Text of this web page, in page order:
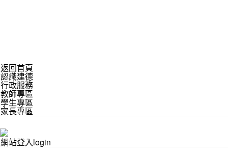
返回首頁
認識建德
行政服務
教師專區
學生專區
家長專區
網站登入login